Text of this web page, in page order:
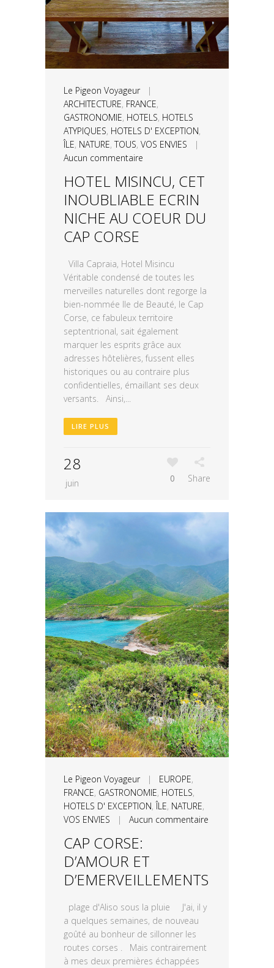
Le Pigeon Voyageur|
ARCHITECTURE, FRANCE,
GASTRONOMIE, HOTELS, HOTELS
ATYPIQUES, HOTELS D' EXCEPTION,
ÎLE, NATURE,TOUS, VOS ENVIES |
Aucun commentaire
HOTEL MISINCU, CET
INOUBLIABLE ECRIN
NICHE AU COEUR DU
CAP CORSE
Villa Capraia, Hotel Misincu
Véritable condensé de toutes les
merveilles naturelles dont regorge la
bien-nommée Ile de Beauté, le Cap
Corse, ce fabuleux territoire
septentrional, sait également
marquer les esprits grâce aux
adresses hôtelières, fussent elles
historiques ou au contraire plus
confidentielles, émaillant ses deux
versants. Ainsi,...
LIRE PLUS
28
juin 0 Share
Le Pigeon Voyageur| EUROPE,
FRANCE, GASTRONOMIE, HOTELS,
HOTELS D' EXCEPTION,ÎLE, NATURE,
VOS ENVIES | Aucun commentaire
CAP CORSE:
D’AMOUR ET
D’EMERVEILLEMENTS
plage d'Aliso sous la pluie J'ai, il y
a quelques semaines, de nouveau
goûté au bonheur de sillonner les
routes corses . Mais contrairement
à mes deux premières échappées